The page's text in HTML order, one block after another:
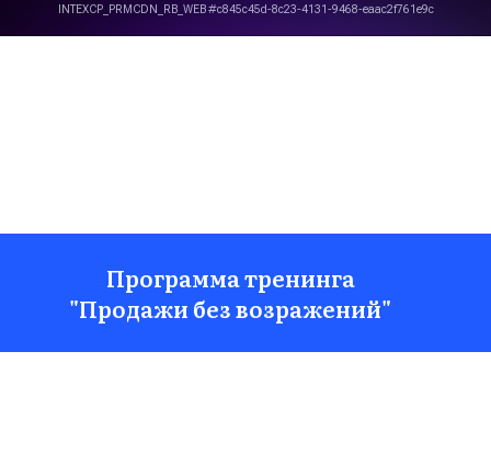
Программа тренинга
"Продажи без возражений"